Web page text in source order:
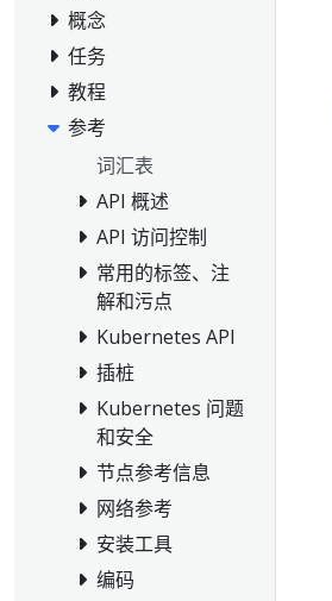
概念
任务
教程
参考
词汇表
API 概述
API 访问控制
常用的标签、注
解和污点
Kubernetes API
插桩
Kubernetes 问题
和安全
节点参考信息
网络参考
安装工具
编码